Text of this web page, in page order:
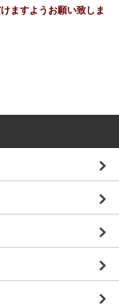
ますようお願い致しま